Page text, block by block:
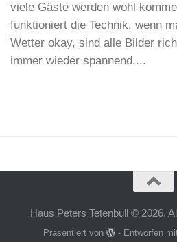
viele Gäste werden wohl
funktioniert die Technik, wenn
Wetter okay, sind alle Bilder
immer wieder spannend....
Haus Peters Tetenbüll © 2026.
Präsentiert von - Entworfen